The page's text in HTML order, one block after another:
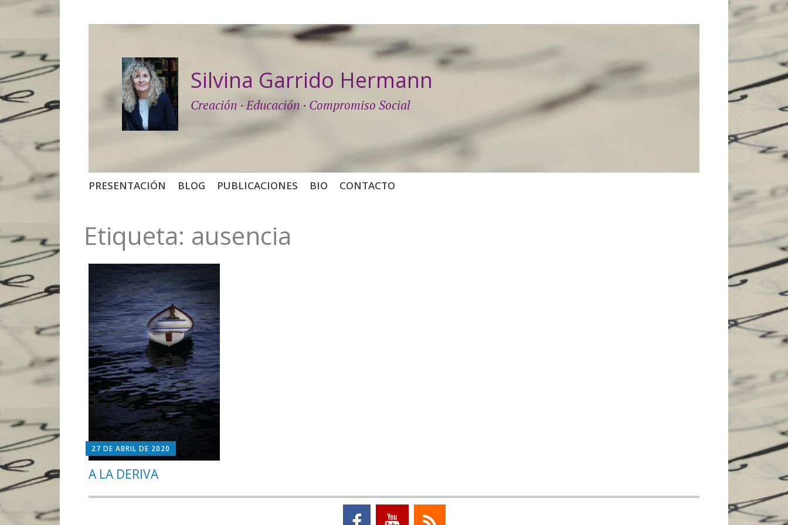
Silvina Garrido Hermann
Creación · Educación · Compromiso Social
Saltar
PRESENTACIÓN BLOG PUBLICACIONES BIO CONTACTO
Etiqueta: ausencia
27 DE ABRIL DE 2020
A LA DERIVA